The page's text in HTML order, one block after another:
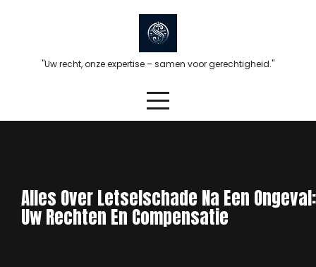
"Uw recht, onze expertise – samen voor gerechtigheid."
Alles Over Letselschade Na Een Ongeval:
Uw Rechten En Compensatie